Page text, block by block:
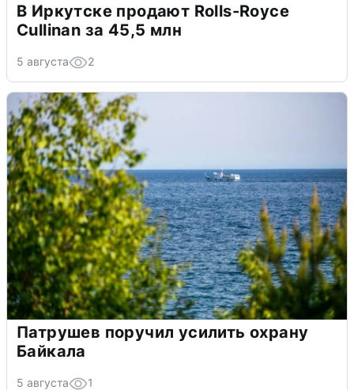
В Иркутске продают Rolls-Royce
Cullinan за 45,5 млн
5 августа 2
Патрушев поручил усилить охрану
Байкала
5 августа 1